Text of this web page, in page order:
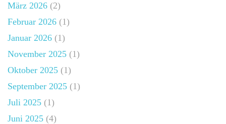
März 2026 (2)
Februar 2026 (1)
Januar 2026 (1)
November 2025 (1)
Oktober 2025 (1)
September 2025 (1)
Juli 2025 (1)
Juni 2025 (4)